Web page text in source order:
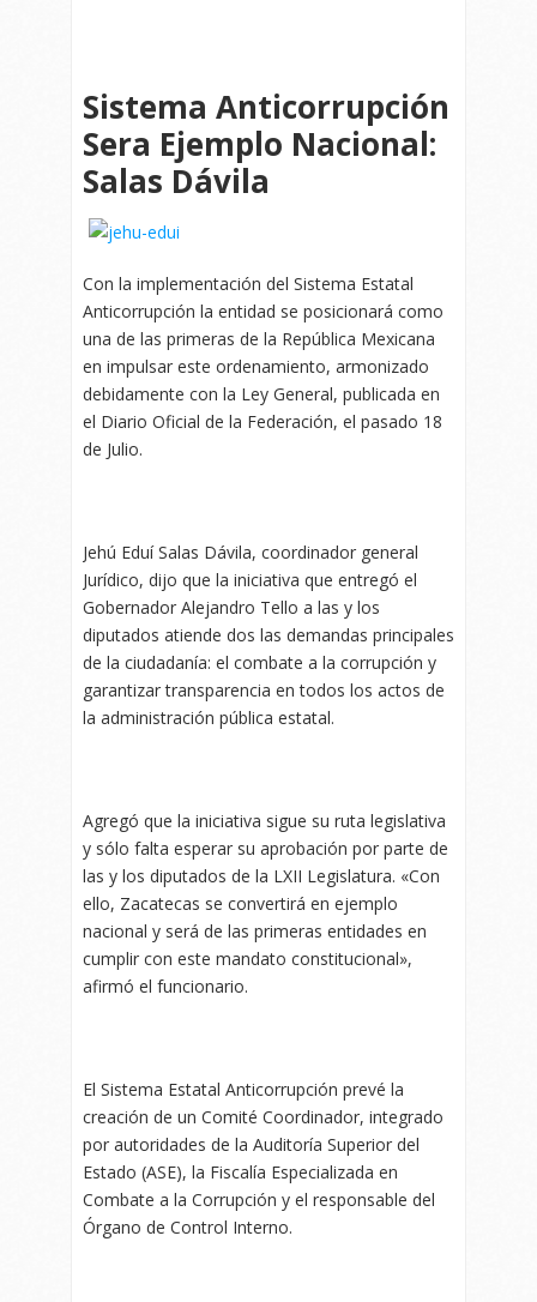
Sistema Anticorrupción
Sera Ejemplo Nacional:
Salas Dávila
Con la implementación del Sistema Estatal
Anticorrupción la entidad se posicionará como
una de las primeras de la República Mexicana
en impulsar este ordenamiento, armonizado
debidamente con la Ley General, publicada en
el Diario Oficial de la Federación, el pasado 18
de Julio.
Jehú Eduí Salas Dávila, coordinador general
Jurídico, dijo que la iniciativa que entregó el
Gobernador Alejandro Tello a las y los
diputados atiende dos las demandas principales
de la ciudadanía: el combate a la corrupción y
garantizar transparencia en todos los actos de
la administración pública estatal.
Agregó que la iniciativa sigue su ruta legislativa
y sólo falta esperar su aprobación por parte de
las y los diputados de la LXII Legislatura. «Con
ello, Zacatecas se convertirá en ejemplo
nacional y será de las primeras entidades en
cumplir con este mandato constitucional»,
afirmó el funcionario.
El Sistema Estatal Anticorrupción prevé la
creación de un Comité Coordinador, integrado
por autoridades de la Auditoría Superior del
Estado (ASE), la Fiscalía Especializada en
Combate a la Corrupción y el responsable del
Órgano de Control Interno.